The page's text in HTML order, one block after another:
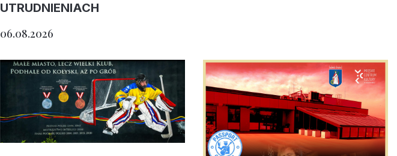
UTRUDNIENIACH
06.08.2026